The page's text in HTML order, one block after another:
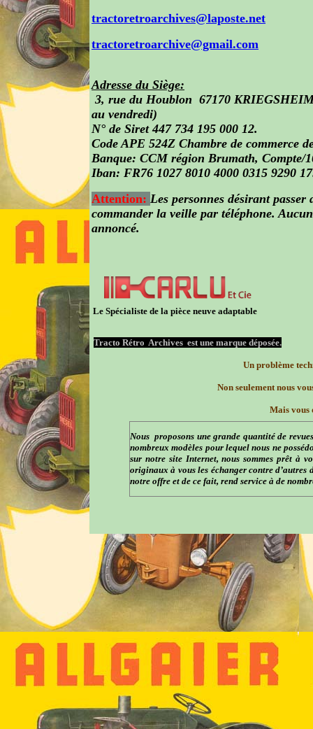
tractoretroarchives@laposte.net
tractoretroarchive@gmail.com
Adresse du Siège:
3, rue du Houblon 67170
au vendredi)
N° de Siret 447 734 195 000 12.
Code APE 524Z Chambre de commerce
Banque: CCM région Brumath, Compte/
Iban: FR76 1027 8010 4000 0315 9290
Attention: Les personnes désirant
commander la veille par téléphone.
annoncé.
Le Spécialiste de la pièce neuve adaptable
Tracto Rétro Archives est une marque déposée.
Un problème
Non seulement nous
Mais vous
Nous proposons une grande quantité de
nombreux modèles pour lequel nous ne
sur notre site Internet, nous sommes prêt à
originaux à vous les échanger contre d’autres
notre offre et de ce fait, rend service à de